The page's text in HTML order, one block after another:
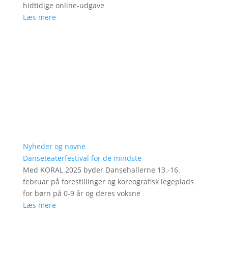
hidtidige online-udgave
Læs mere
Nyheder og navne
Danseteaterfestival for de mindste
Med KORAL 2025 byder Dansehallerne 13.-16.
februar på forestillinger og koreografisk legeplads
for børn på 0-9 år og deres voksne
Læs mere